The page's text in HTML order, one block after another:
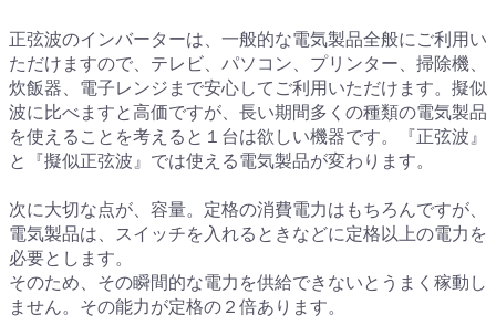
正弦波のインバーターは、一般的な電気製品全般にご利用い
ただけますので、テレビ、パソコン、プリンター、掃除機、
炊飯器、電子レンジまで安心してご利用いただけます。擬似
波に比べますと高価ですが、長い期間多くの種類の電気製品
を使えることを考えると１台は欲しい機器です。『正弦波』
と『擬似正弦波』では使える電気製品が変わります。
次に大切な点が、容量。定格の消費電力はもちろんですが、
電気製品は、スイッチを入れるときなどに定格以上の電力を
必要とします。
そのため、その瞬間的な電力を供給できないとうまく稼動し
ません。その能力が定格の２倍あります。